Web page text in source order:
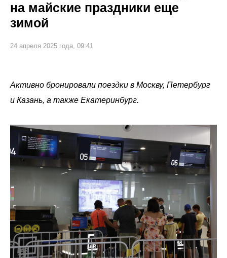
на майские праздники еще
зимой
24 апреля 2025 года, 09:41
Активно бронировали поездки в Москву, Петербург
и Казань, а также Екатеринбург.